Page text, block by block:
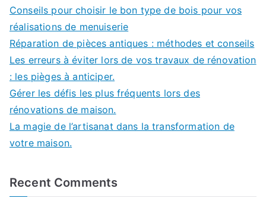
Conseils pour choisir le bon type de bois pour vos
réalisations de menuiserie
Réparation de pièces antiques : méthodes et conseils
Les erreurs à éviter lors de vos travaux de rénovation
: les pièges à anticiper.
Gérer les défis les plus fréquents lors des
rénovations de maison.
La magie de l’artisanat dans la transformation de
votre maison.
Recent Comments